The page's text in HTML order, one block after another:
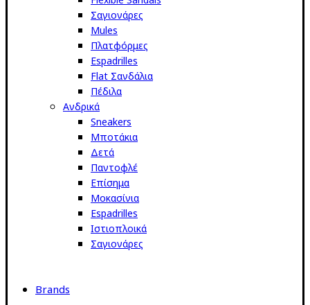
Σαγιονάρες
Mules
Πλατφόρμες
Espadrilles
Flat Σανδάλια
Πέδιλα
Ανδρικά
Sneakers
Μποτάκια
Δετά
Παντοφλέ
Επίσημα
Μοκασίνια
Espadrilles
Ιστιοπλοικά
Σαγιονάρες
Brands